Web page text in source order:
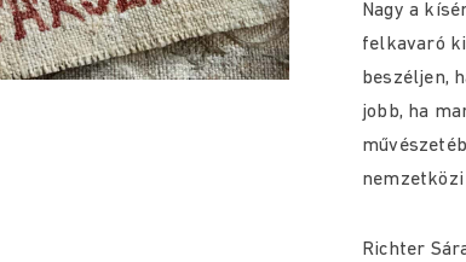
Nagy a
felkavaró
beszéljen,
jobb, ha
Richter